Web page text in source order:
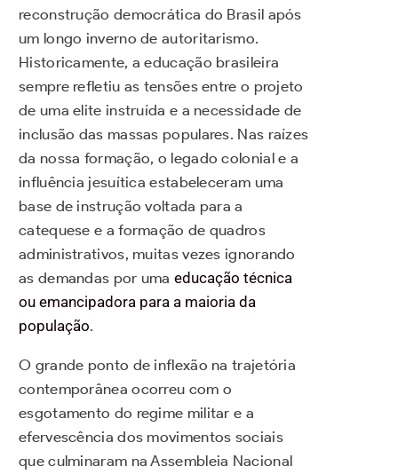
reconstrução democrática do Brasil após
um longo inverno de autoritarismo.
Historicamente, a educação brasileira
sempre refletiu as tensões entre o projeto
de uma elite instruída e a necessidade de
inclusão das massas populares. Nas raízes
da nossa formação, o legado colonial e a
influência jesuítica estabeleceram uma
base de instrução voltada para a
catequese e a formação de quadros
administrativos, muitas vezes ignorando
as demandas por umaeducação técnica
ou emancipadora para a maioria da
população.
O grande ponto de inflexão na trajetória
contemporânea ocorreu com o
esgotamento do regime militar e a
efervescência dos movimentos sociais
que culminaram na Assembleia Nacional